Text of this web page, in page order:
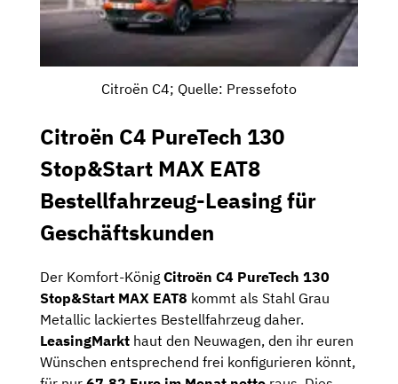
Citroën C4; Quelle: Pressefoto
Citroën C4 PureTech 130
Stop&Start MAX EAT8
Bestellfahrzeug-Leasing für
Geschäftskunden
Der Komfort-König Citroën C4 PureTech 130
Stop&Start MAX EAT8 kommt als Stahl Grau
Metallic lackiertes Bestellfahrzeug daher.
LeasingMarkt haut den Neuwagen, den ihr euren
Wünschen entsprechend frei konfigurieren könnt,